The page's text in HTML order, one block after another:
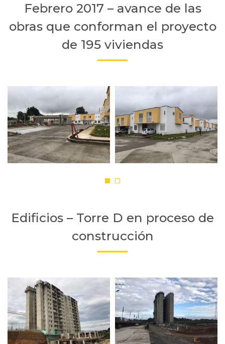
Febrero 2017 – avance de las
obras que conforman el proyecto
de 195 viviendas
Edificios – Torre D en proceso de
construcción